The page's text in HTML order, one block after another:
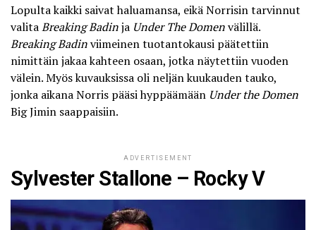
Lopulta kaikki saivat haluamansa, eikä Norrisin tarvinnut
valitaBreaking Badinja Under The Domenvälillä.
Breaking Badinviimeinen tuotantokausi päätettiin
nimittäin jakaa kahteen osaan, jotka näytettiin vuoden
välein. Myös kuvauksissa oli neljän kuukauden tauko,
jonka aikana Norris pääsi hyppäämään Under the Domen
Big Jimin saappaisiin.
ADVERTISEMENT
Sylvester Stallone – Rocky V